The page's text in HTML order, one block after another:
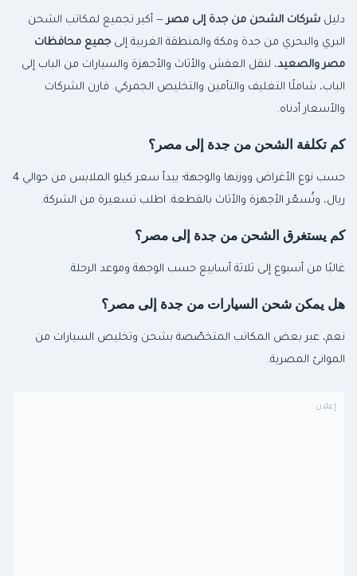
دليلشركات الشحن من جدة إلى مصر— أكبر تجميع لمكاتب الشحن
البري والبحري من جدة ومكة والمنطقة الغربية إلىجميع محافظات
مصر والصعيد، لنقل العفش والأثاث والأجهزة والسيارات من الباب إلى
الباب، شاملًا التغليف والتأمين والتخليص الجمركي. قارن الشركات
والأسعار أدناه.
كم تكلفة الشحن من جدة إلى مصر؟
حسب نوع الأغراض ووزنها والوجهة؛ يبدأ سعر كيلو الملابس من حوالي 4
ريال، وتُسعّر الأجهزة والأثاث بالقطعة. اطلب تسعيرة من الشركة.
كم يستغرق الشحن من جدة إلى مصر؟
غالبًا من أسبوع إلى ثلاثة أسابيع حسب الوجهة وموعد الرحلة.
هل يمكن شحن السيارات من جدة إلى مصر؟
نعم، عبر بعض المكاتب المتخصّصة بشحن وتخليص السيارات من
الموانئ المصرية.
إعلان